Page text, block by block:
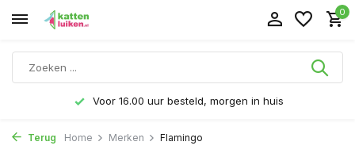
0
Voor 16.00 uur besteld, morgen in huis
Terug Home Merken Flamingo